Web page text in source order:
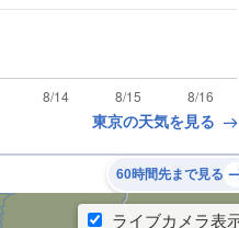
東京の天気を見る
60時間先まで見る